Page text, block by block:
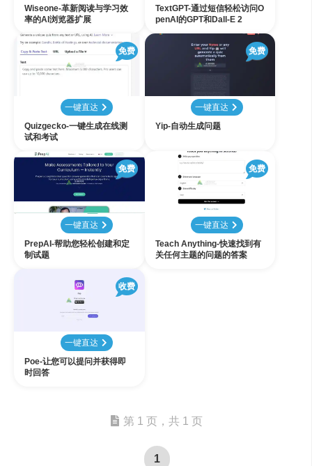
Wiseone-革新阅读与学习效
率的AI浏览器扩展
TextGPT-通过短信轻松访问O
penAI的GPT和Dall-E 2
免费
一键直达
Quizgecko-一键生成在线测
试和考试
免费
一键直达
Yip-自动生成问题
免费
一键直达
PrepAI-帮助您轻松创建和定
制试题
免费
一键直达
Teach Anything-快速找到有
关任何主题的问题的答案
收费
一键直达
Poe-让您可以提问并获得即
时回答
第 1 页，共 1 页
1